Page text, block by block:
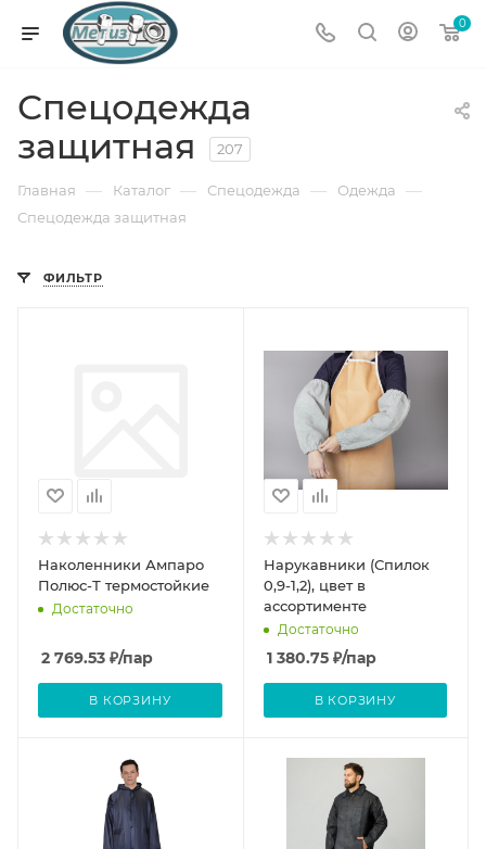
0
Спецодежда
защитная
207
Главная — Каталог — Спецодежда — Одежда —
Спецодежда защитная
ФИЛЬТР
Наколенники Ампаро
Полюс-Т термостойкие
Достаточно
2 769.53 ₽/пар
В КОРЗИНУ
Нарукавники (Спилок
0,9-1,2), цвет в
ассортименте
Достаточно
1 380.75₽/пар
В КОРЗИНУ